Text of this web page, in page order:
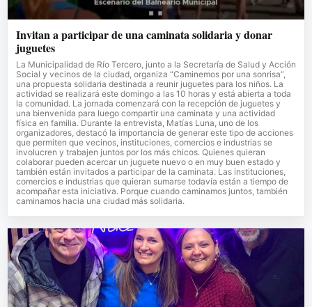
Invitan a participar de una caminata solidaria y donar
juguetes
La Municipalidad de Río Tercero, junto a la Secretaría de Salud y Acción
Social y vecinos de la ciudad, organiza “Caminemos por una sonrisa”,
una propuesta solidaria destinada a reunir juguetes para los niños. La
actividad se realizará este domingo a las 10 horas y está abierta a toda
la comunidad. La jornada comenzará con la recepción de juguetes y
una bienvenida para luego compartir una caminata y una actividad
física en familia. Durante la entrevista, Matías Luna, uno de los
organizadores, destacó la importancia de generar este tipo de acciones
que permiten que vecinos, instituciones, comercios e industrias se
involucren y trabajen juntos por los más chicos. Quienes quieran
colaborar pueden acercar un juguete nuevo o en muy buen estado y
también están invitados a participar de la caminata. Las instituciones,
comercios e industrias que quieran sumarse todavía están a tiempo de
acompañar esta iniciativa. Porque cuando caminamos juntos, también
caminamos hacia una ciudad más solidaria.